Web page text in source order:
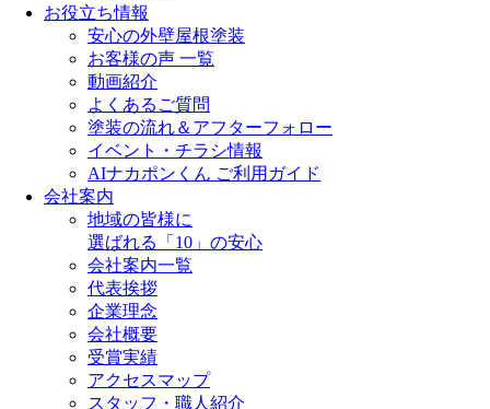
お役立ち情報
安心の外壁屋根塗装
お客様の声 一覧
動画紹介
よくあるご質問
塗装の流れ＆アフターフォロー
イベント・チラシ情報
AIナカポンくん ご利用ガイド
会社案内
地域の皆様に
選ばれる「10」の安心
会社案内一覧
代表挨拶
企業理念
会社概要
受賞実績
アクセスマップ
スタッフ・職人紹介